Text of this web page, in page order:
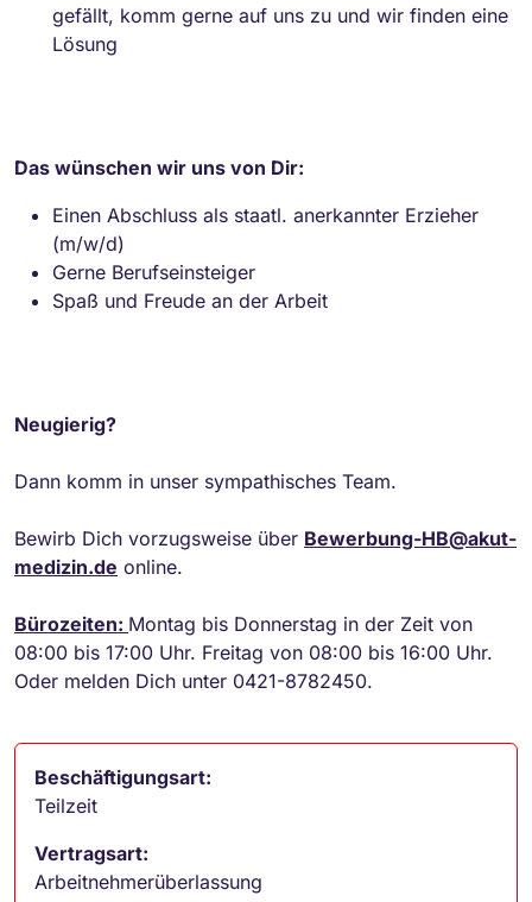
gefällt, komm gerne auf uns zu und wir finden eine
Lösung
Das wünschen wir uns von Dir:
Einen Abschluss als staatl. anerkannter Erzieher
(m/w/d)
Gerne Berufseinsteiger
Spaß und Freude an der Arbeit
Neugierig?
Dann komm in unser sympathisches Team.
Bewirb Dich vorzugsweise über Bewerbung-HB@akut-
medizin.de online.
Bürozeiten: Montag bis Donnerstag in der Zeit von
08:00 bis 17:00 Uhr. Freitag von 08:00 bis 16:00 Uhr.
Oder melden Dich unter 0421-8782450.
Beschäftigungsart:
Teilzeit
Vertragsart:
Arbeitnehmerüberlassung